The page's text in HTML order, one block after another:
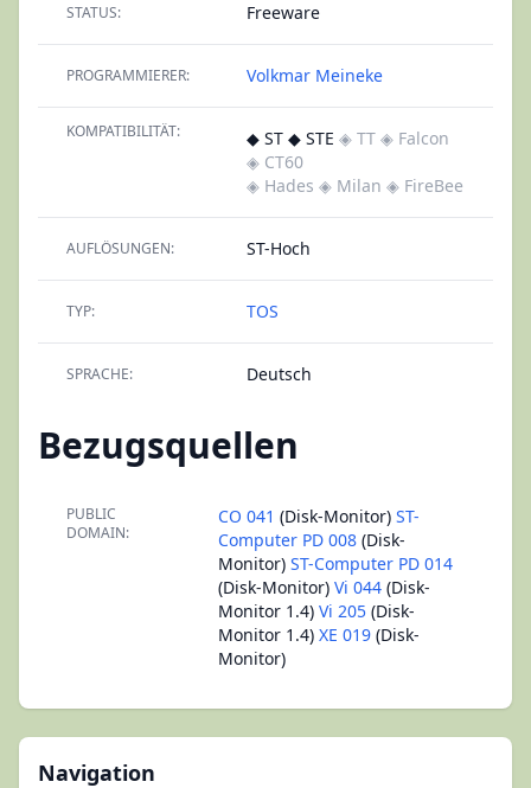
Navigation
STATUS: Freeware
PROGRAMMIERER: Volkmar Meineke
KOMPATIBILITÄT: ◆ ST ◆ STE ◈ TT ◈ Falcon
◈ CT60
◈ Hades ◈ Milan ◈ FireBee
AUFLÖSUNGEN: ST-Hoch
TYP: TOS
SPRACHE: Deutsch
Bezugsquellen
PUBLIC
DOMAIN:
CO 041 (Disk-Monitor) ST-
Computer PD 008 (Disk-
Monitor) ST-Computer PD 014
(Disk-Monitor) Vi 044 (Disk-
Monitor 1.4) Vi 205 (Disk-
Monitor 1.4) XE 019 (Disk-
Monitor)